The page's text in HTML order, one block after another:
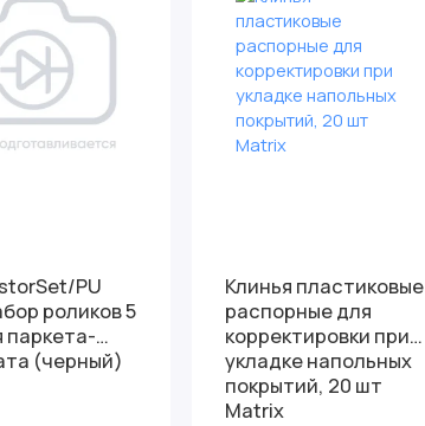
PU
роликов 5
паркета-
(черный)
Клинья пластиковые
распорные для
корректировки при
укладке напольных
покрытий, 20 шт
Matrix